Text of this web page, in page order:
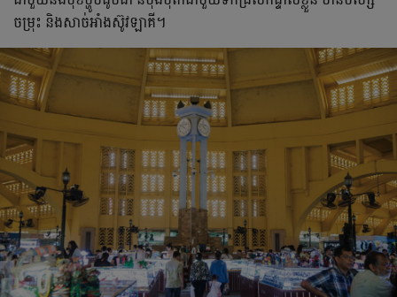
ចម្រុះ និងសាច់អាំងស៊ូវឡាគី។